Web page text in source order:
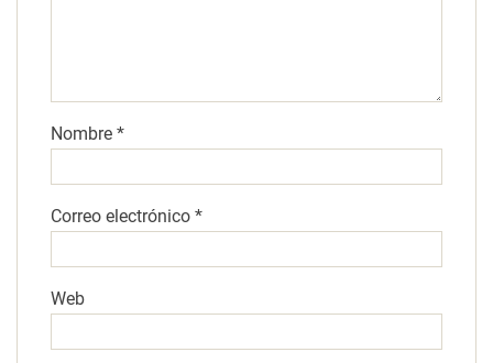
Nombre *
Correo electrónico *
Web